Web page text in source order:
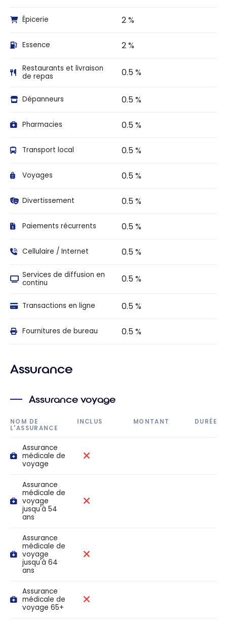
Épicerie 2 %
Essence 2 %
Restaurants et livraison
de repas
0.5 %
Dépanneurs 0.5 %
Pharmacies 0.5 %
Transport local 0.5 %
Voyages 0.5 %
Divertissement 0.5 %
Paiements récurrents 0.5 %
Cellulaire / Internet 0.5 %
Services de diffusion en
continu
0.5 %
Transactions en ligne 0.5 %
Fournitures de bureau 0.5 %
Assurance
Assurance voyage
NOM DE
L'ASSURANCE
INCLUS MONTANT DURÉE
Assurance
médicale de
voyage
Assurance
médicale de
voyage
jusqu'à 54
ans
Assurance
médicale de
voyage
jusqu'à 64
ans
Assurance
médicale de
voyage 65+